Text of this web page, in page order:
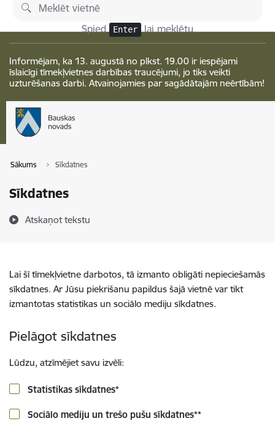
Pāriet uz lapas saturu
Spied Enter lai meklētu
Informējam, ka 13. augustā no plkst. 19.00 ir iespējami
īslaicīgi tīmekļvietnes darbības traucējumi, jo tiks veikti
uzturēšanas darbi. Atvainojamies par sagādātajām neērtībām!
Sākums Sīkdatnes
Sīkdatnes
Atskaņot tekstu
Lai šī tīmekļvietne darbotos, tā izmanto obligāti nepieciešamās
sīkdatnes. Ar Jūsu piekrišanu papildus šajā vietnē var tikt
izmantotas statistikas un sociālo mediju sīkdatnes.
Pielāgot sīkdatnes
Lūdzu, atzīmējiet savu izvēli:
Statistikas sīkdatnes*
Sociālo mediju un trešo pušu sīkdatnes**